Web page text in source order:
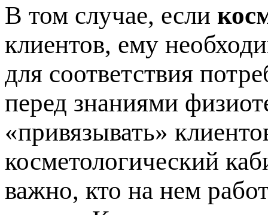
В том случае, если
клиентов, ему
для соответствия
перед знаниями
«привязывать»
косметологический
важно, кто на нем